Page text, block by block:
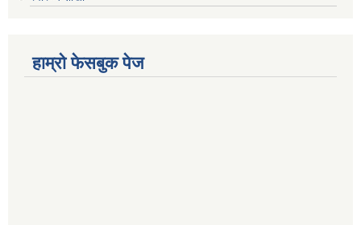
हाम्रो फेसबुक पेज